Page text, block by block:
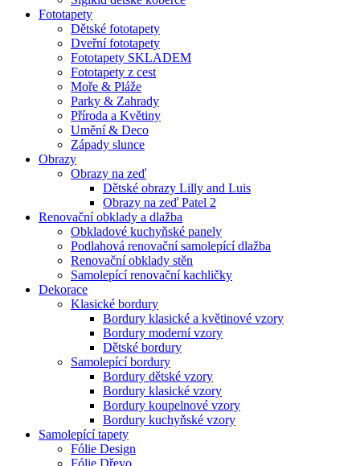
Fototapety
Dětské fototapety
Dveřní fototapety
Fototapety SKLADEM
Fototapety z cest
Moře & Pláže
Parky & Zahrady
Příroda a Květiny
Umění & Deco
Západy slunce
Obrazy
Obrazy na zeď
Dětské obrazy Lilly and Luis
Obrazy na zeď Patel 2
Renovační obklady a dlažba
Obkladové kuchyňské panely
Podlahová renovační samolepící dlažba
Renovační obklady stěn
Samolepící renovační kachličky
Dekorace
Klasické bordury
Bordury klasické a květinové vzory
Bordury moderní vzory
Dětské bordury
Samolepící bordury
Bordury dětské vzory
Bordury klasické vzory
Bordury koupelnové vzory
Bordury kuchyňské vzory
Samolepící tapety
Fólie Design
Fólie Dřevo